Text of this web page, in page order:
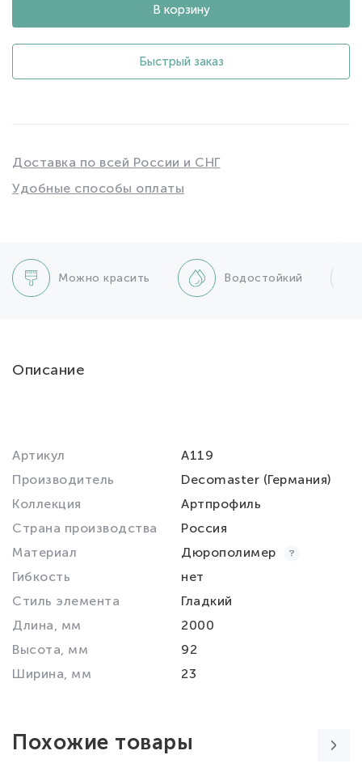
В корзину
Быстрый заказ
Доставка по всей России и СНГ
Удобные способы оплаты
Можно красить Водостойкий
Описание
Артикул
A119
Производитель
Decomaster (Германия)
Коллекция
Артпрофиль
Страна производства
Россия
Материал
Дюрополимер
Гибкость
нет
Стиль элемента
Гладкий
Длина, мм
2000
Высота, мм
92
Ширина, мм
23
Похожие товары